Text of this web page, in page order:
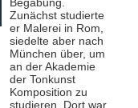
Zunächst studierte
er Malerei in Rom,
siedelte aber nach
München über, um
an der Akademie
der Tonkunst
Komposition zu
studieren. Dort war